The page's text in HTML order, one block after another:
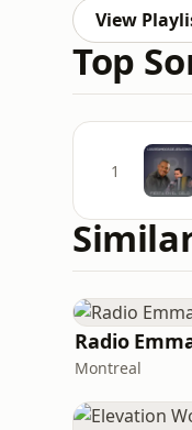
View
Top
1
Radio
Montreal